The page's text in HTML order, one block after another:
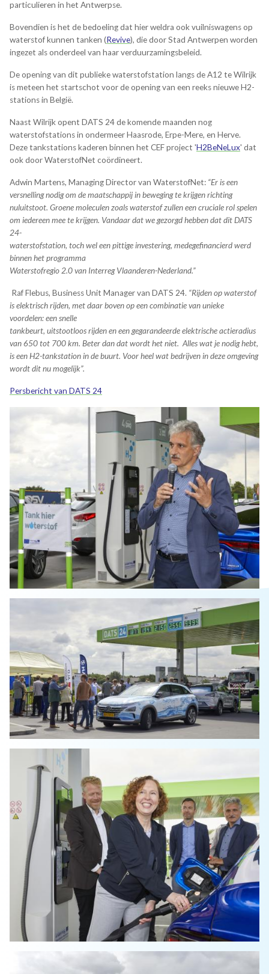
particulieren in het Antwerpse.
Bovendien is het de bedoeling dat hier weldra ook vuilniswagens op
waterstof kunnen tanken (Revive), die door Stad Antwerpen worden
ingezet als onderdeel van haar verduurzamingsbeleid.
De opening van dit publieke waterstofstation langs de A12 te Wilrijk
is meteen het startschot voor de opening van een reeks nieuwe H2-
stations in België.
Naast Wilrijk opent DATS 24 de komende maanden nog
waterstofstations in ondermeer Haasrode, Erpe-Mere, en Herve.
Deze tankstations kaderen binnen het CEF project 'H2BeNeLux' dat
ook door WaterstofNet coördineert.
Adwin Martens, Managing Director van WaterstofNet: “Er is een
versnelling nodig om de maatschappij in beweging te krijgen richting
nuluitstoot. Groene moleculen zoals waterstof zullen een cruciale rol spelen
om iedereen mee te krijgen. Vandaar dat we gezorgd hebben dat dit DATS
24-
waterstofstation, toch wel een pittige investering, medegefinancierd werd
binnen het programma
Waterstofregio 2.0 van Interreg Vlaanderen-Nederland.”
Raf Flebus, Business Unit Manager van DATS 24. “Rijden op waterstof
is elektrisch rijden, met daar boven op een combinatie van unieke
voordelen: een snelle
tankbeurt, uitstootloos rijden en een gegarandeerde elektrische actieradius
van 650 tot 700 km. Beter dan dat wordt het niet. Alles wat je nodig hebt,
is een H2-tankstation in de buurt. Voor heel wat bedrijven in deze omgeving
wordt dit nu mogelijk”.
Persbericht van DATS 24